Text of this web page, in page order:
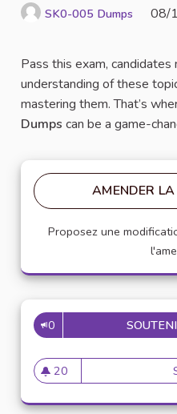
SK0-005 Dumps 08/
Pass this exam, candidates
understanding of these
mastering them. That’s
Dumps can be a game-
AMENDER
Proposez une
0
20
20 abonnés